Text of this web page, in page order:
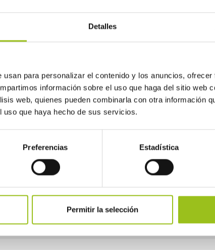
Detalles
para personalizar el contenido y los anuncios,
información sobre el uso que haga del sitio web
web, quienes pueden combinarla con otra información
uso que haya hecho de sus servicios.
Preferencias Estadística
Permitir la selección
industrial
industrial
de control
Plataforma
Centro de
Calculadora de
tarifas